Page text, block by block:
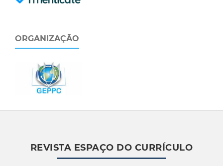
ORGANIZAÇÃO
REVISTA ESPAÇO DO CURRÍCULO